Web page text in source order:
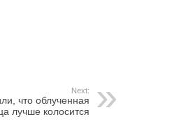
Next:
что облученная
лучше колосится